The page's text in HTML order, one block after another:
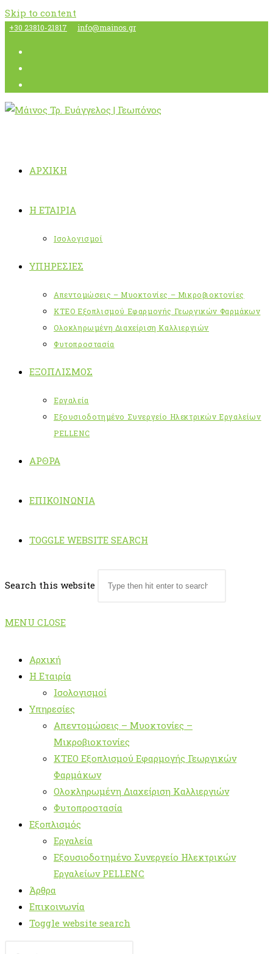
Skip to content
+30 23810-21817 info@mainos.gr
ΑΡΧΙΚΉ
Η ΕΤΑΙΡΊΑ
Ισολογισμοί
ΥΠΗΡΕΣΊΕΣ
Απεντομώσεις – Μυοκτονίες – Μικροβιοκτονίες
ΚΤΕΟ Εξοπλισμού Εφαρμογής Γεωργικών Φαρμάκων
Ολοκληρωμένη Διαχείριση Καλλιεργιών
Φυτοπροστασία
ΕΞΟΠΛΙΣΜΌΣ
Εργαλεία
Εξουσιοδοτημένο Συνεργείο Ηλεκτρικών Εργαλείων
PELLENC
ΆΡΘΡΑ
ΕΠΙΚΟΙΝΩΝΊΑ
TOGGLE WEBSITE SEARCH
Search this website
MENU CLOSE
Αρχική
Η Εταιρία
Ισολογισμοί
Υπηρεσίες
Απεντομώσεις – Μυοκτονίες –
Μικροβιοκτονίες
ΚΤΕΟ Εξοπλισμού Εφαρμογής Γεωργικών
Φαρμάκων
Ολοκληρωμένη Διαχείριση Καλλιεργιών
Φυτοπροστασία
Εξοπλισμός
Εργαλεία
Εξουσιοδοτημένο Συνεργείο Ηλεκτρικών
Εργαλείων PELLENC
Άρθρα
Επικοινωνία
Toggle website search